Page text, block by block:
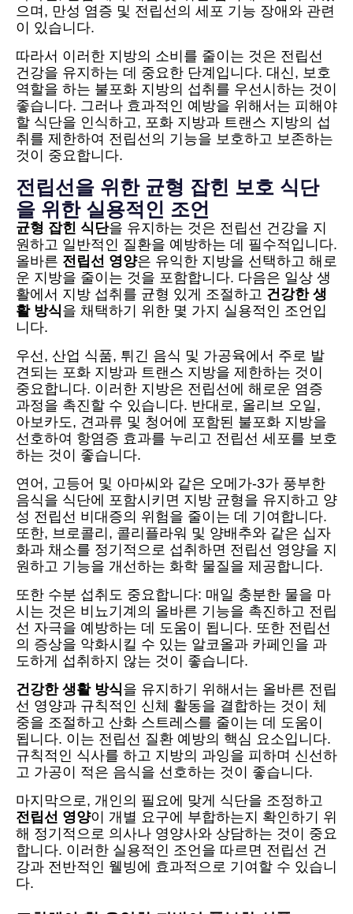
으며, 만성 염증 및 전립선의 세포 기능 장애와 관련
이 있습니다.
따라서 이러한 지방의 소비를 줄이는 것은 전립선
건강을 유지하는 데 중요한 단계입니다. 대신, 보호
역할을 하는 불포화 지방의 섭취를 우선시하는 것이
좋습니다. 그러나 효과적인 예방을 위해서는 피해야
할 식단을 인식하고, 포화 지방과 트랜스 지방의 섭
취를 제한하여 전립선의 기능을 보호하고 보존하는
것이 중요합니다.
전립선을 위한 균형 잡힌 보호 식단
을 위한 실용적인 조언
균형 잡힌 식단을 유지하는 것은 전립선 건강을 지
원하고 일반적인 질환을 예방하는 데 필수적입니다.
올바른 전립선 영양은 유익한 지방을 선택하고 해로
운 지방을 줄이는 것을 포함합니다. 다음은 일상 생
활에서 지방 섭취를 균형 있게 조절하고 건강한 생
활 방식을 채택하기 위한 몇 가지 실용적인 조언입
니다.
우선, 산업 식품, 튀긴 음식 및 가공육에서 주로 발
견되는 포화 지방과 트랜스 지방을 제한하는 것이
중요합니다. 이러한 지방은 전립선에 해로운 염증
과정을 촉진할 수 있습니다. 반대로, 올리브 오일,
아보카도, 견과류 및 청어에 포함된 불포화 지방을
선호하여 항염증 효과를 누리고 전립선 세포를 보호
하는 것이 좋습니다.
연어, 고등어 및 아마씨와 같은 오메가-3가 풍부한
음식을 식단에 포함시키면 지방 균형을 유지하고 양
성 전립선 비대증의 위험을 줄이는 데 기여합니다.
또한, 브로콜리, 콜리플라워 및 양배추와 같은 십자
화과 채소를 정기적으로 섭취하면 전립선 영양을 지
원하고 기능을 개선하는 화학 물질을 제공합니다.
또한 수분 섭취도 중요합니다: 매일 충분한 물을 마
시는 것은 비뇨기계의 올바른 기능을 촉진하고 전립
선 자극을 예방하는 데 도움이 됩니다. 또한 전립선
의 증상을 악화시킬 수 있는 알코올과 카페인을 과
도하게 섭취하지 않는 것이 좋습니다.
건강한 생활 방식을 유지하기 위해서는 올바른 전립
선 영양과 규칙적인 신체 활동을 결합하는 것이 체
중을 조절하고 산화 스트레스를 줄이는 데 도움이
됩니다. 이는 전립선 질환 예방의 핵심 요소입니다.
규칙적인 식사를 하고 지방의 과잉을 피하며 신선하
고 가공이 적은 음식을 선호하는 것이 좋습니다.
마지막으로, 개인의 필요에 맞게 식단을 조정하고
전립선 영양이 개별 요구에 부합하는지 확인하기 위
해 정기적으로 의사나 영양사와 상담하는 것이 중요
합니다. 이러한 실용적인 조언을 따르면 전립선 건
강과 전반적인 웰빙에 효과적으로 기여할 수 있습니
다.